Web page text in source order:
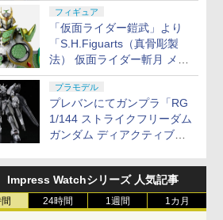
フィギュア
「仮面ライダー鎧武」より
「S.H.Figuarts（真骨彫製
法） 仮面ライダー斬月 メロ
ンアームズ」がプレバンにて
8月7日16時から予約開始！
プラモデル
プレバンにてガンプラ「RG
1/144 ストライクフリーダム
ガンダム ディアクティブモ
時より予約開始！
Impress Watchシリーズ 人気記事
24時間 1週間 1カ月